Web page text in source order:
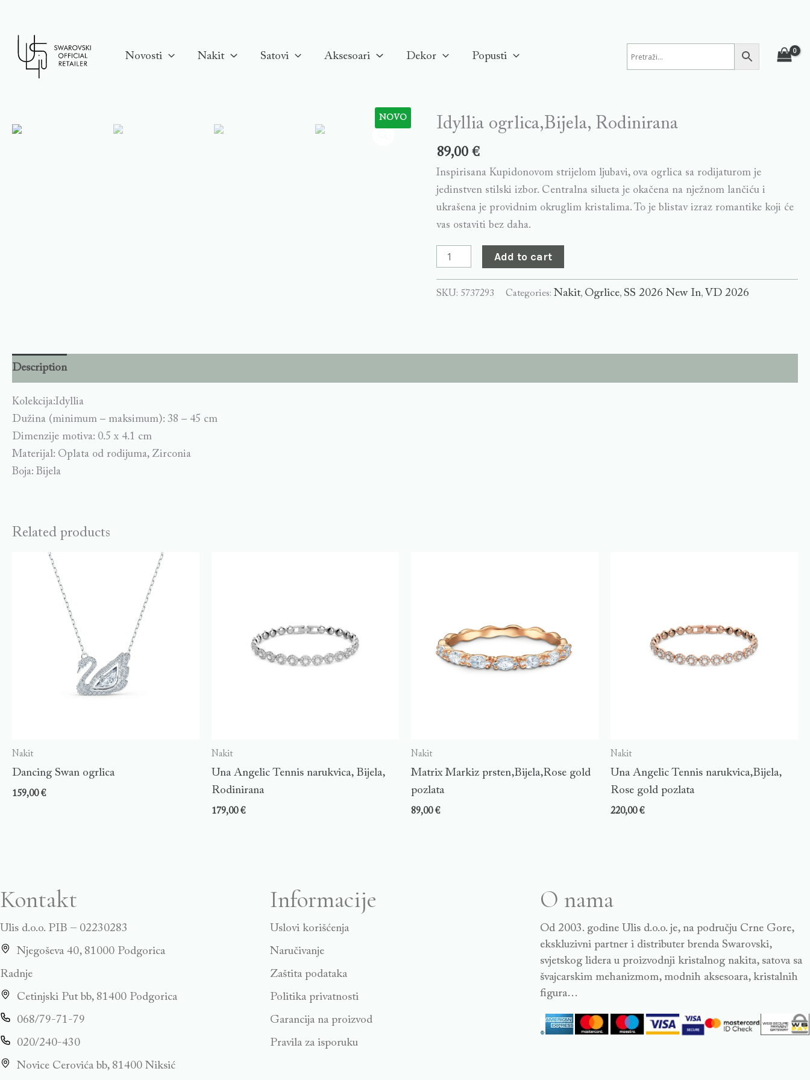
content
Novosti
Nakit Satovi Aksesoari Dekor Popusti
NOVO Idyllia ogrlica,Bijela, Rodinirana
89,00€
Inspirisana Kupidonovom strijelom ljubavi, ova ogrlica sa rodijaturom je
jedinstven stilski izbor. Centralna silueta je okačena na nježnom lančiću i
ukrašena je providnim okruglim kristalima. To je blistav izraz romantike koji će
vas ostaviti bez daha.
Idyllia
Rodinirana
quantity
Add to cart
SKU: 5737293 Categories:Nakit, Ogrlice, SS 2026 New In, VD 2026
Description
Kolekcija:Idyllia
Dužina (minimum – maksimum): 38 – 45 cm
Dimenzije motiva: 0.5 x 4.1 cm
Materijal: Oplata od rodijuma, Zirconia
Boja: Bijela
Related products
Nakit
Dancing Swan ogrlica
159,00€
Nakit
Una Angelic Tennis narukvica, Bijela,
Rodinirana
179,00€
Nakit
Matrix Markiz prsten,Bijela,Rose gold
pozlata
89,00€
Nakit
Una Angelic Tennis narukvica,Bijela,
Rose gold pozlata
220,00€
Kontakt
Ulis d.o.o. PIB – 02230283
Njegoševa 40, 81000 Podgorica
Radnje
Cetinjski Put bb, 81400 Podgorica
068/79-71-79
020/240-430
Novice Cerovića bb, 81400 Niksić
Informacije
Uslovi korišćenja
Naručivanje
Zaštita podataka
Politika privatnosti
Garancija na proizvod
Pravila za isporuku
O nama
Od 2003. godine Ulis d.o.o. je, na području Crne Gore,
ekskluzivni partner i distributer brenda Swarovski,
svjetskog lidera u proizvodnji kristalnog nakita, satova sa
švajcarskim mehanizmom, modnih aksesoara, kristalnih
figura…